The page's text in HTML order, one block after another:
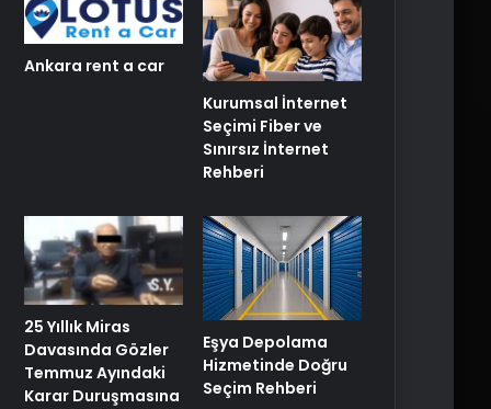
Ankara rent a car
Kurumsal İnternet
Seçimi Fiber ve
Sınırsız İnternet
Rehberi
25 Yıllık Miras
Davasında Gözler
Temmuz Ayındaki
Karar Duruşmasına
Eşya Depolama
Hizmetinde Doğru
Seçim Rehberi